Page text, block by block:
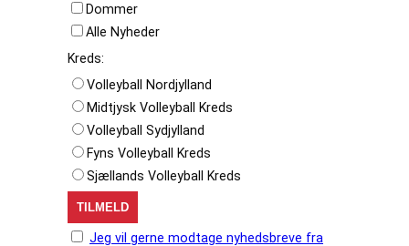
Dommer
Alle Nyheder
Kreds:
Volleyball Nordjylland
Midtjysk Volleyball Kreds
Volleyball Sydjylland
Fyns Volleyball Kreds
Sjællands Volleyball Kreds
Jeg vil gerne modtage nyhedsbreve fra